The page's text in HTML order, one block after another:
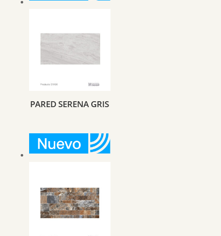
PARED SERENA GRIS